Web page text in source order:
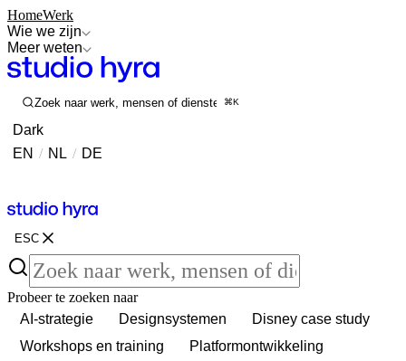
HomeWerk
Wie we zijn
Meer weten
Zoek naar werk, mensen of diensten⌘K
Dark
EN / NL / DE
ESC
Probeer te zoeken naar
AI-strategie
Designsystemen
Disney case study
Workshops en training
Platformontwikkeling